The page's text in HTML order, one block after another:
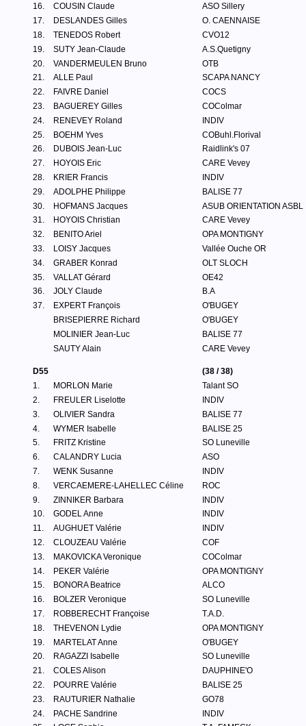
16.
COUSIN Claude
ASO Sillery
17.
DESLANDES Gilles
O. CAENNAISE
18.
TENEDOS Robert
CVO12
19.
SUTY Jean-Claude
A.S.Quetigny
20.
VANDERMEULEN Bruno
OTB
21.
ALLE Paul
SCAPA NANCY
22.
FAIVRE Daniel
COCS
23.
BAGUEREY Gilles
COColmar
24.
RENEVEY Roland
INDIV
25.
BOEHM Yves
COBuhl.Florival
26.
DUBOIS Jean-Luc
Raidlink's 07
27.
HOYOIS Eric
CARE Vevey
28.
KRIER Francis
INDIV
29.
ADOLPHE Philippe
BALISE 77
30.
HOFMANS Jacques
ASUB ORIENTATION ASBL
31.
HOYOIS Christian
CARE Vevey
32.
BENITO Ariel
OPA MONTIGNY
33.
LOISY Jacques
Vallée Ouche OR
34.
GRABER Konrad
OLT SLOCH
35.
VALLAT Gérard
OE42
36.
JOLY Claude
B.A
37.
EXPERT François
O'BUGEY
BRISEPIERRE Richard
O'BUGEY
MOLINIER Jean-Luc
BALISE 77
SAUTY Alain
CARE Vevey
D55
(38 / 38)
1.
MORLON Marie
Talant SO
2.
FREULER Liselotte
INDIV
3.
OLIVIER Sandra
BALISE 77
4.
WYMER Isabelle
BALISE 25
5.
FRITZ Kristine
SO Luneville
6.
CALANDRY Lucia
ASO
7.
WENK Susanne
INDIV
8.
VERCAEMERE-LAHELLEC Céline
ROC
9.
ZINNIKER Barbara
INDIV
10.
GODEL Anne
INDIV
11.
AUGHUET Valérie
INDIV
12.
CLOUZEAU Valérie
COF
13.
MAKOVICKA Veronique
COColmar
14.
PEKER Valérie
OPA MONTIGNY
15.
BONORA Beatrice
ALCO
16.
BOLZER Veronique
SO Luneville
17.
ROBBERECHT Françoise
T.A.D.
18.
THEVENON Lydie
OPA MONTIGNY
19.
MARTELAT Anne
O'BUGEY
20.
RAGAZZI Isabelle
SO Luneville
21.
COLES Alison
DAUPHINE'O
22.
POURRE Valérie
BALISE 25
23.
RAUTURIER Nathalie
GO78
24.
PACHE Sandrine
INDIV